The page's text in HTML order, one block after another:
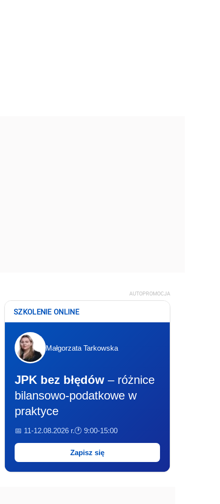
AUTOPROMOCJA
SZKOLENIE ONLINE
Małgorzata Tarkowska
JPK bez błędów – różnice
bilansowo-podatkowe w
praktyce
📅 11-12.08.2026 r.🕐 9:00-15:00
Zapisz się